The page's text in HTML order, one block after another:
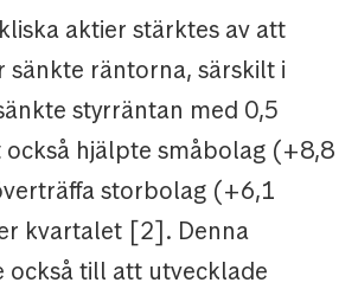
aktier stärktes av att
sänkte räntorna, särskilt i
styrräntan med 0,5
hjälpte småbolag (+8,8
storbolag (+6,1
kvartalet [2]. Denna
också till att utvecklade